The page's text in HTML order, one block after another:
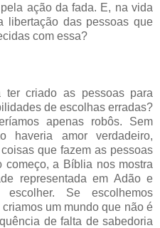
ação da fada. E, na vida
libertação das pessoas que
com essa?
criado as pessoas para
de escolhas erradas?
apenas robôs. Sem
haveria amor verdadeiro,
que fazem as pessoas
começo, a Bíblia nos mostra
representada em Adão e
Se escolhemos
um mundo que não é
de falta de sabedoria